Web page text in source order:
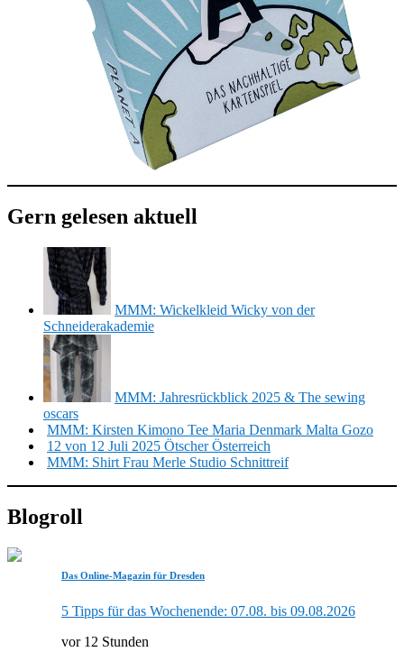
Gern gelesen aktuell
MMM: Wickelkleid Wicky von der
Schneiderakademie
MMM: Jahresrückblick 2025 & The sewing
oscars
MMM: Kirsten Kimono Tee Maria Denmark Malta Gozo
12 von 12 Juli 2025 Ötscher Österreich
MMM: Shirt Frau Merle Studio Schnittreif
Blogroll
Das Online-Magazin für Dresden
5 Tipps für das Wochenende: 07.08. bis 09.08.2026
vor 12 Stunden